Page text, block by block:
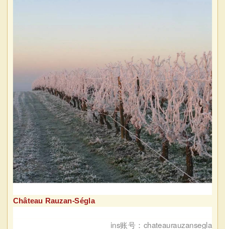
Château Rauzan-Ségla
ins账号：chateaurauzansegla